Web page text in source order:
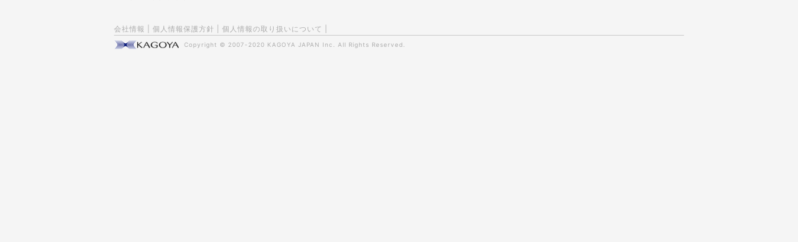
会社情報 個人情報保護方針 個人情報の取り扱いについて
Copyright © 2007-2020 KAGOYA JAPAN Inc. All Rights Reserved.